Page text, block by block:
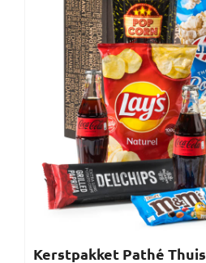
Kerstpakket Pathé Thuis